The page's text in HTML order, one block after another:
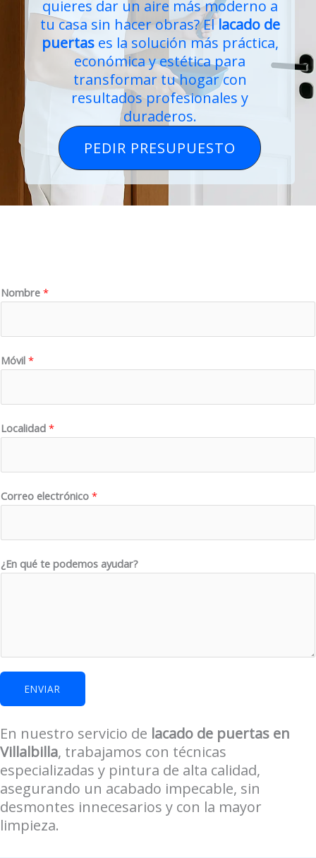
quieres dar un aire más moderno a
tu casa sin hacer obras? Ellacado de
puertases la solución más práctica,
económica y estética para
transformar tu hogar con
resultados profesionales y
duraderos.
PEDIR PRESUPUESTO
Nombre *
L
o
a
l
d
L
c
Móvil *
Localidad *
Correo electrónico *
¿En qué te podemos ayudar?
ENVIAR
En nuestro servicio de lacado de puertas en
Villalbilla, trabajamos con técnicas
especializadas y pintura de alta calidad,
asegurando un acabado impecable, sin
desmontes innecesarios y con la mayor
limpieza.